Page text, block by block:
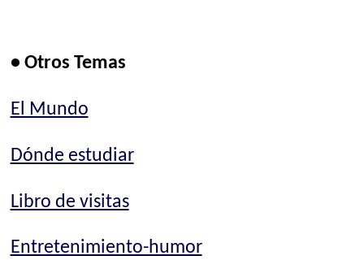
• Otros Temas
El Mundo
Dónde estudiar
Libro de visitas
Entretenimiento-humor